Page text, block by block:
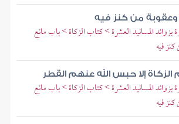
وعقوبة من كنز فيه
بزوائد المسانيد العشرة > كتاب الزكاة > باب مانع
فيه
الزكاة إلا حبس الله عنهم القطر
بزوائد المسانيد العشرة > كتاب الزكاة > باب مانع
فيه